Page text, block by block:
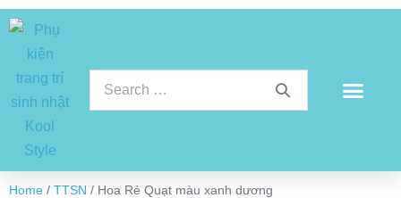
Home / TTSN / Hoa Rẻ Quạt màu xanh dương